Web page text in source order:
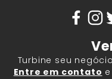
Turbine seu
Entre em contato